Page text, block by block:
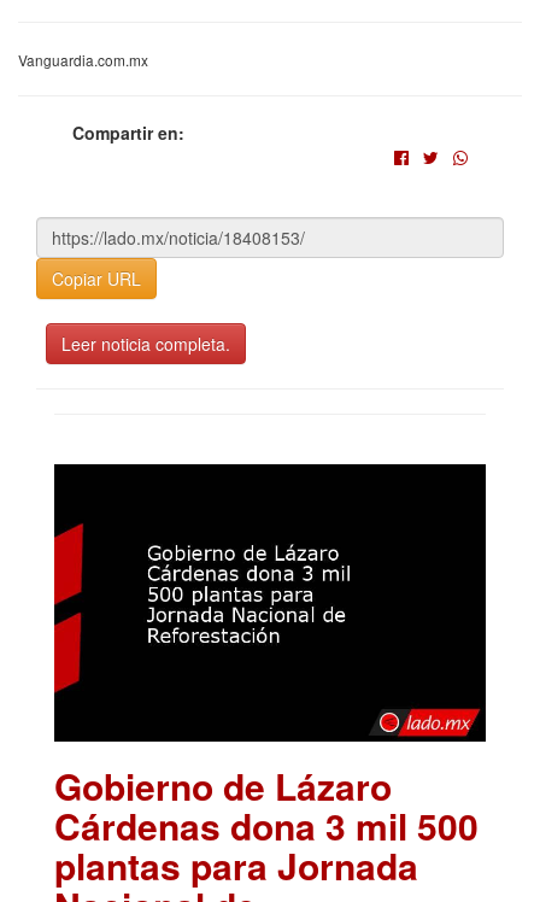
Vanguardia.com.mx
Compartir en:
Copiar URL
Leer noticia completa.
Gobierno de Lázaro
Cárdenas dona 3 mil 500
plantas para Jornada